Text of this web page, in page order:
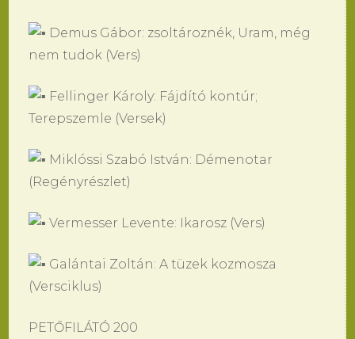
Demus Gábor: zsoltároznék, Uram, még
nem tudok (Vers)
Fellinger Károly: Fájdító kontúr;
Terepszemle (Versek)
Miklóssi Szabó István: Démenotar
(Regényrészlet)
Vermesser Levente: Ikarosz (Vers)
Galántai Zoltán: A tüzek kozmosza
(Versciklus)
PETŐFILÁTÓ 200